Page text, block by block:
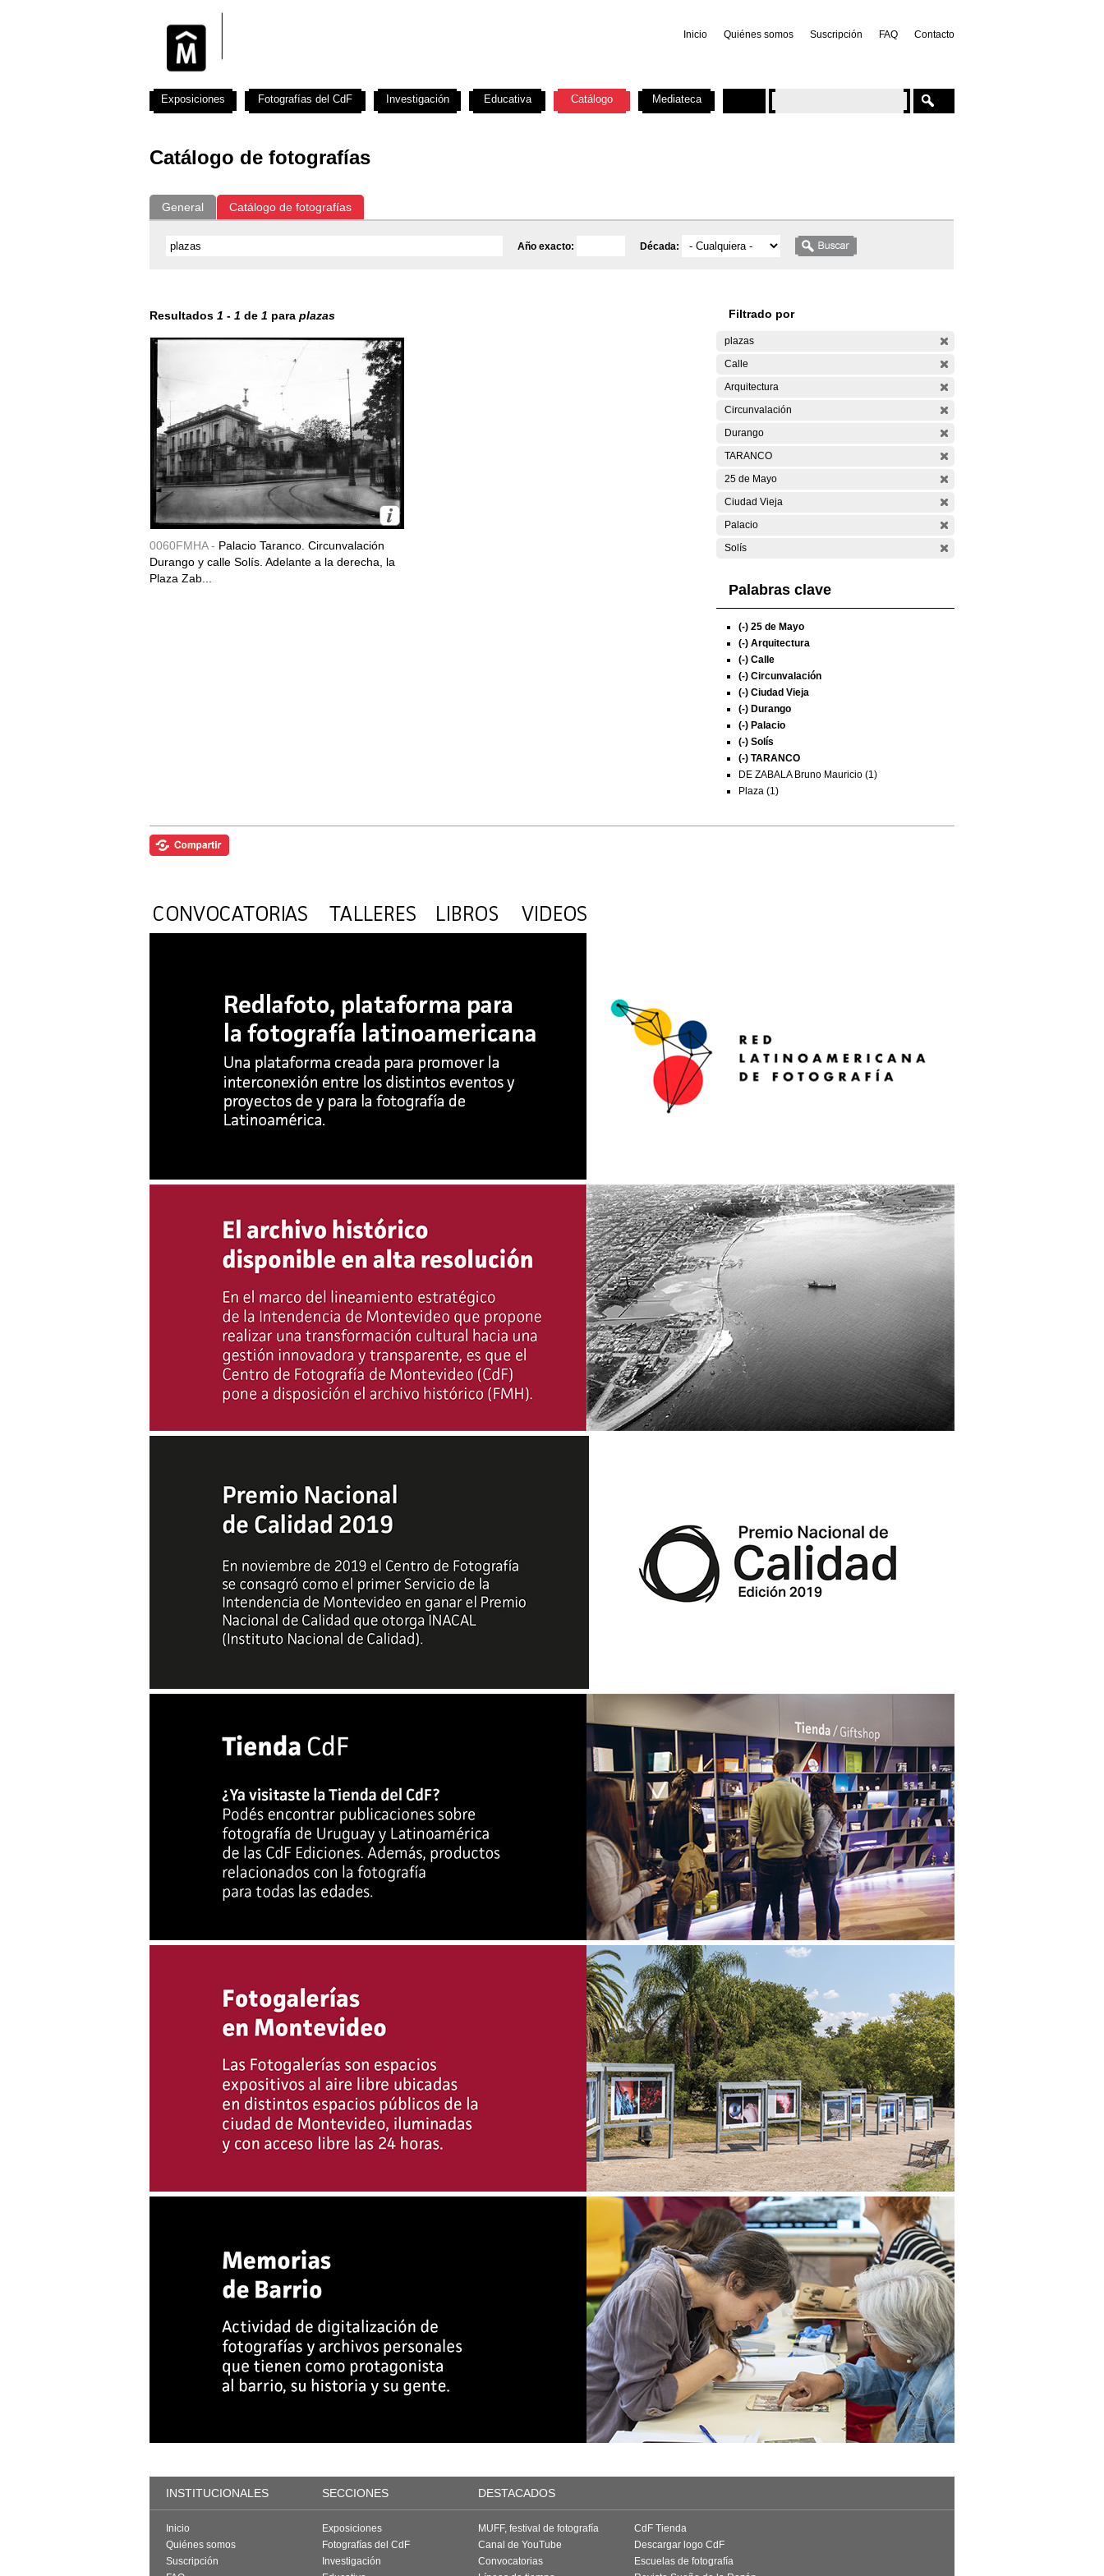
Inicio Quiénes somos Suscripción FAQ Contacto
Catálogo de fotografías
General Catálogo de fotografías
Año exacto: Década:
Resultados 1 - 1 de 1 para plazas
0060FMHA - Palacio Taranco. Circunvalación
Durango y calle Solís. Adelante a la derecha, la
Plaza Zab...
Filtrado por
plazas
Calle
Arquitectura
Circunvalación
Durango
TARANCO
25 de Mayo
Ciudad Vieja
Palacio
Solís
Palabras clave
(-) 25 de Mayo
(-) Arquitectura
(-) Calle
(-) Circunvalación
(-) Ciudad Vieja
(-) Durango
(-) Palacio
(-) Solís
(-) TARANCO
DE ZABALA Bruno Mauricio (1)
Plaza (1)
Exposiciones Fotografías del CdF Investigación Educativa Catálogo Mediateca
INSTITUCIONALES SECCIONES DESTACADOS
Inicio
Quiénes somos
Suscripción
Exposiciones
Fotografías del CdF
Investigación
MUFF, festival de fotografía
Canal de YouTube
Convocatorias
CdF Tienda
Descargar logo CdF
Escuelas de fotografía